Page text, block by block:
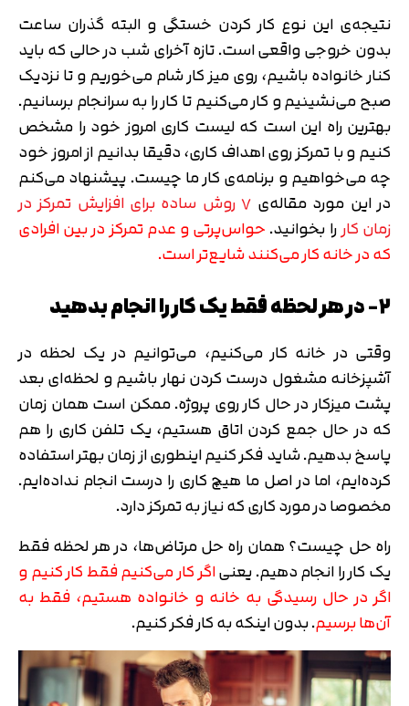
نتیجه‌‌ی این نوع کار کردن خستگی و البته گذران ساعت
بدون خروجی واقعی است. تازه آخرای شب در حالی که باید
کنار خانواده باشیم، روی میز کار شام می‌خوریم و تا نزدیک
صبح می‌نشینیم و کار می‌کنیم تا کار را به سرانجام برسانیم.
بهترین راه این است که لیست کاری امروز خود را مشخص
کنیم و با تمرکز روی اهداف کاری، دقیقا بدانیم از امروز خود
چه می‌خواهیم و برنامه‌ی کار ما چیست. پیشنهاد می‌کنم
در این مورد مقاله‌ی ۷ روش ساده برای افزایش تمرکز در
زمان کاررا بخوانید.حواس‌پرتی و عدم تمرکز در بین افرادی
که در خانه کار می‌کنند شایع‌تر است.
۲- در هر لحظه فقط یک کار را انجام بدهید
وقتی در خانه کار می‌کنیم، می‌توانیم در یک لحظه در
آشپزخانه مشغول درست کردن نهار باشیم و لحظه‌ای بعد
پشت میزکار در حال کار روی پروژه. ممکن است همان زمان
که در حال جمع کردن اتاق هستیم، یک تلفن کاری را هم
پاسخ بدهیم. شاید فکر کنیم اینطوری از زمان بهتر استفاده
کرده‌ایم، اما در اصل ما هیچ کاری را درست انجام نداده‌ایم.
مخصوصا در مورد کاری که نیاز به تمرکز دارد.
راه‌ حل چیست؟ همان راه حل مرتاض‌ها، در هر لحظه فقط
یک کار را انجام دهیم. یعنیاگر کار می‌کنیم فقط کار کنیم و
اگر در حال رسیدگی به خانه و خانواده هستیم، فقط به
آن‌ها برسیم. بدون اینکه به کار فکر کنیم.